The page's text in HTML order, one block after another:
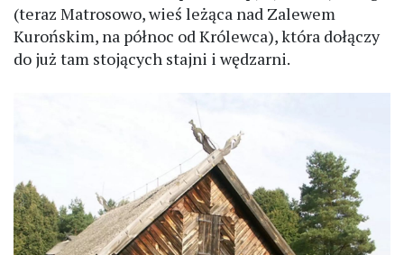
(teraz Matrosowo, wieś leżąca nad Zalewem
Kurońskim, na północ od Królewca), która dołączy
do już tam stojących stajni i wędzarni.